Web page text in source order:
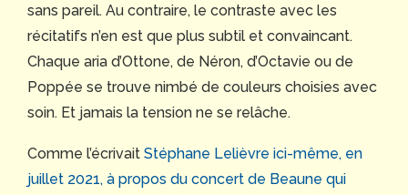
sans pareil. Au contraire, le contraste avec les
récitatifs n’en est que plus subtil et convaincant.
Chaque aria d’Ottone, de Néron, d’Octavie ou de
Poppée se trouve nimbé de couleurs choisies avec
soin. Et jamais la tension ne se relâche.
Comme l’écrivait Stéphane Lelièvre ici-même, en
juillet 2021, à propos du concert de Beaune qui